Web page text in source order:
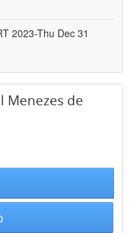
2023-Thu Dec 31
Menezes de